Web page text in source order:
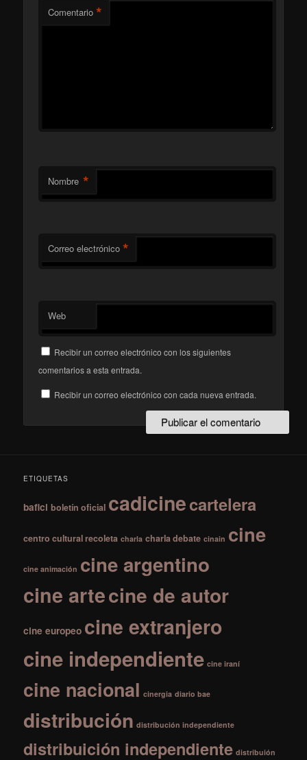
Comentario *
Nombre *
Correo electrónico *
Web
Recibir un correo electrónico con los siguientes
comentarios a esta entrada.
Recibir un correo electrónico con cada nueva entrada.
ETIQUETAS
bafici boletín oficial cadicinecartelera
centro cultural recoleta charla charla debate cinain cine
cine animación cine argentino
cine artecine de autor
cine europeo cine extranjero
cine independiente cine iraní
cine nacional cinergia diario bae
distribución distribución independiente
distribuición independiente distribuión